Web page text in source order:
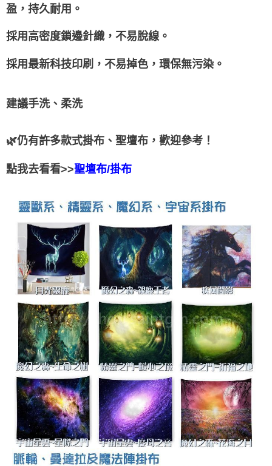
盈，持久耐用。
採用高密度鎖邊針織，不易脫線。
採用最新科技印刷，不易掉色，環保無污染。
建議手洗、柔洗
🌿仍有許多款式掛布、聖壇布，歡迎參考！
點我去看看>>聖壇布/掛布